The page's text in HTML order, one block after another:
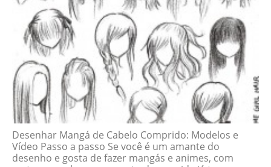
Desenhar Mangá de Cabelo Comprido: Modelos e
Vídeo Passo a passo Se você é um amante do
desenho e gosta de fazer mangás e animes, com